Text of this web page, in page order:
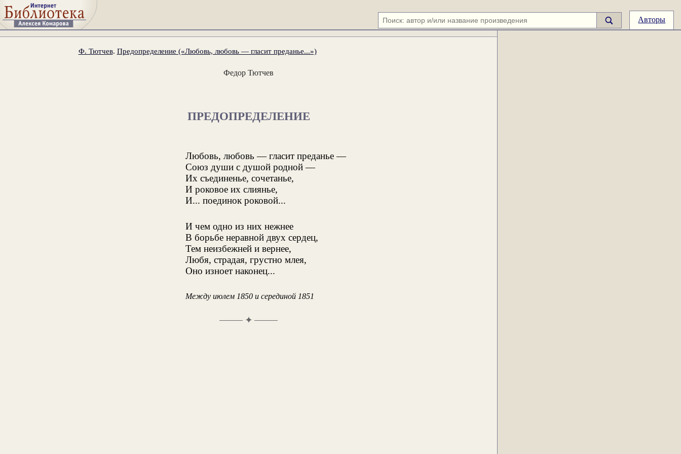
Авторы
Ф. Тютчев. Предопределение («Любовь, любовь — гласит преданье...»)
Федор Тютчев
ПРЕДОПРЕДЕЛЕНИЕ
Любовь, любовь — гласит преданье —
Союз души с душой родной —
Их съединенье, сочетанье,
И роковое их слиянье,
И... поединок роковой...
И чем одно из них нежнее
В борьбе неравной двух сердец,
Тем неизбежней и вернее,
Любя, страдая, грустно млея,
Оно изноет наконец...
Между июлем 1850 и серединой 1851
✦